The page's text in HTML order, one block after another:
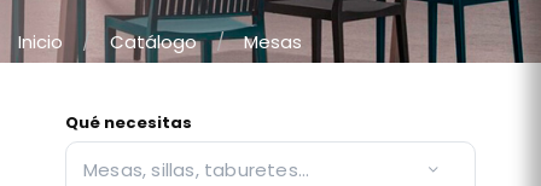
Inicio Catálogo Mesas
Qué necesitas
Mesas, sillas, taburetes…